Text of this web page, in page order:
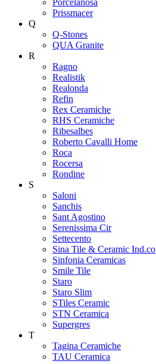
Prissmacer
Q
Q-Stones
QUA Granite
R
Ragno
Realistik
Realonda
Refin
Rex Ceramiche
RHS Ceramiche
Ribesalbes
Roberto Cavalli Home
Roca
Rocersa
Rondine
S
Saloni
Sanchis
Sant Agostino
Serenissima Cir
Settecento
Sina Tile & Ceramic Ind.co
Sinfonia Ceramicas
Smile Tile
Staro
Staro Slim
STiles Ceramic
STN Ceramica
Supergres
T
Tagina Ceramiche
TAU Ceramica